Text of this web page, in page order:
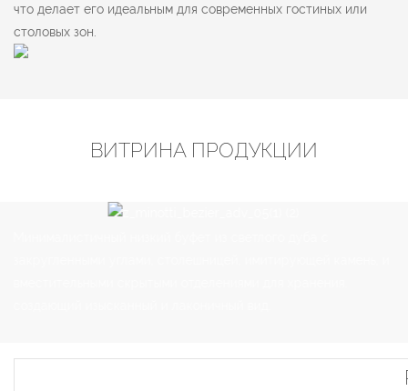
что делает его идеальным для современных гостиных или
столовых зон.
ВИТРИНА ПРОДУКЦИИ